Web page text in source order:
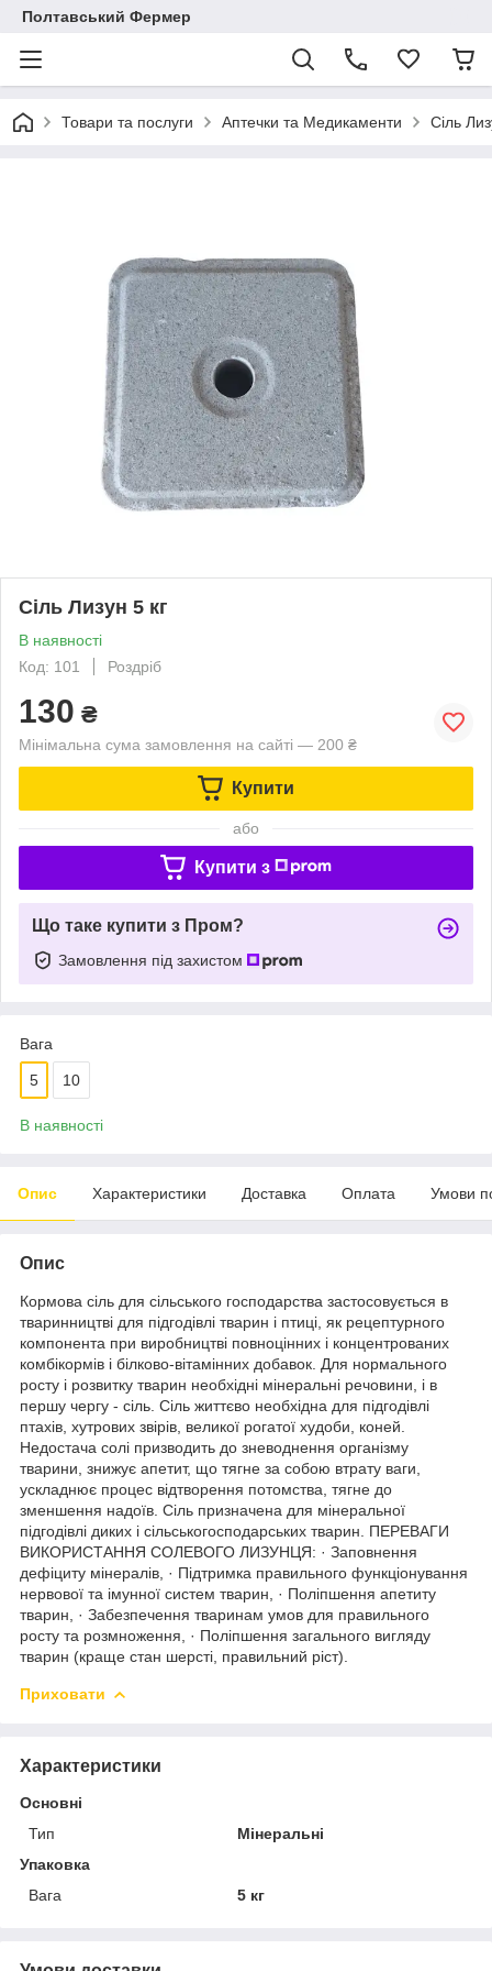
Полтавський Фермер
Товари та послуги Аптечки та Медикаменти Сіль
Сіль Лизун 5 кг
В наявності
Код: 101
Роздріб
130 ₴
Мінімальна сума замовлення на сайті — 200 ₴
Купити
або
Купити з
Що таке купити з Пром?
Замовлення під захистом
Вага
5 10
В наявності
Опис Характеристики Доставка Оплата Умови
Опис
Кормова сіль для сільського господарства застосовується в
тваринництві для підгодівлі тварин і птиці, як рецептурного
компонента при виробництві повноцінних і концентрованих
комбікормів і білково-вітамінних добавок. Для нормального
росту і розвитку тварин необхідні мінеральні речовини, і в
першу чергу - сіль. Сіль життєво необхідна для підгодівлі
птахів, хутрових звірів, великої рогатої худоби, коней.
Недостача солі призводить до зневоднення організму
тварини, знижує апетит, що тягне за собою втрату ваги,
ускладнює процес відтворення потомства, тягне до
зменшення надоїв. Сіль призначена для мінеральної
підгодівлі диких і сільськогосподарських тварин. ПЕРЕВАГИ
ВИКОРИСТАННЯ СОЛЕВОГО ЛИЗУНЦЯ: · Заповнення
дефіциту мінералів, · Підтримка правильного функціонування
нервової та імунної систем тварин, · Поліпшення апетиту
тварин, · Забезпечення тваринам умов для правильного
росту та розмноження, · Поліпшення загального вигляду
тварин (краще стан шерсті, правильний ріст).
Приховати
Характеристики
Основні
Тип
Мінеральні
Упаковка
Вага
5 кг